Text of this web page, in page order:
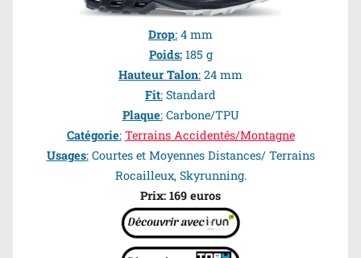
Drop: 4 mm
Poids:185 g
Hauteur Talon: 24 mm
Fit: Standard
Plaque:Carbone/TPU
Catégorie: Terrains Accidentés/Montagne
Usages:Courtes et Moyennes Distances/ Terrains
Rocailleux, Skyrunning.
Prix: 169 euros